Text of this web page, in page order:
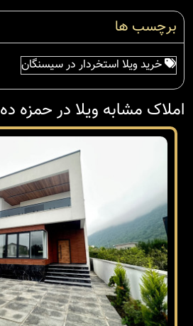
برچسب ها
خرید ویلا استخردار در سیسنگان
املاک مشابه ویلا در حمزه ده